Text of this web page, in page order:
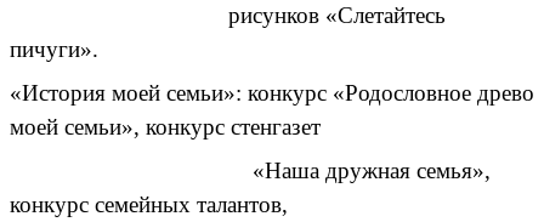
рисунков «Слетайтесь
пичуги».
«История моей семьи»: конкурс «Родословное древо
моей семьи», конкурс стенгазет
«Наша дружная семья»,
конкурс семейных талантов,